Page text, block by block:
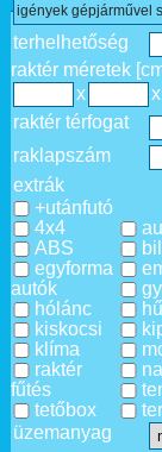
igények gépjárművel
terhelhetőség
raktér méretek
x
x
raktér térfogat
raklapszám
extrák
+utánfutó
4x4
ABS
egyforma
autók
hólánc
kiskocsi
klíma
raktér
fűtés
tetőbox
üzemanyag